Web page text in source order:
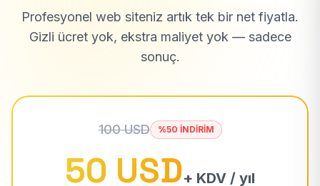
Profesyonel web siteniz artık tek bir net fiyatla.
Gizli ücret yok, ekstra maliyet yok — sadece
sonuç.
100 USD %50 İNDİRİM
50 USD+ KDV / yıl